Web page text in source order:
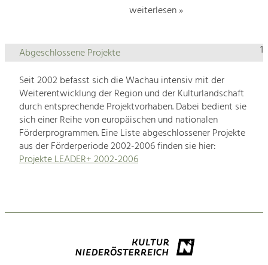
weiterlesen »
1
Abgeschlossene Projekte
Seit 2002 befasst sich die Wachau intensiv mit der
Weiterentwicklung der Region und der Kulturlandschaft
durch entsprechende Projektvorhaben. Dabei bedient sie
sich einer Reihe von europäischen und nationalen
Förderprogrammen. Eine Liste abgeschlossener Projekte
aus der Förderperiode 2002-2006 finden sie hier:
Projekte LEADER+ 2002-2006